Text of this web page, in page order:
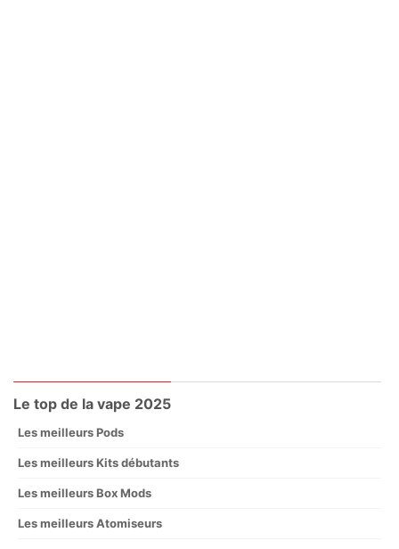
Le top de la vape 2025
Les meilleurs Pods
Les meilleurs Kits débutants
Les meilleurs Box Mods
Les meilleurs Atomiseurs